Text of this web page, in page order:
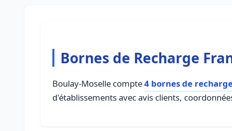
Bornes de Recharge
Boulay-Moselle compte4 bornes de
d'établissements avec avis clients,